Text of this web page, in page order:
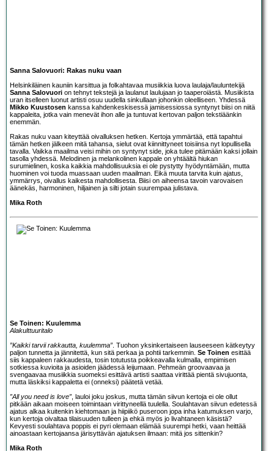
Sanna Salovuori: Rakas nuku vaan
Helsinkiläinen kauniin karsittua ja folkahtavaa musiikkia luova laulaja/lauluntekijä
Sanna Salovuori on tehnyt tekstejä ja laulanut laulujaan jo taaperoiästä. Musiikista
uran itselleen luonut artisti osuu uudella sinkullaan johonkin oleelliseen. Yhdessä
Mikko Kuustosen kanssa kahdenkeskisessä jamisessiossa syntynyt biisi on niitä
kappaleita, jotka vain menevät ihon alle ja tuntuvat kertovan paljon tekstiäänkin
enemmän.
Rakas nuku vaan kiteyttää oivalluksen hetken. Kertoja ymmärtää, että tapahtui
tämän hetken jälkeen mitä tahansa, sielut ovat kiinnittyneet toisiinsa nyt lopullisella
tavalla. Vaikka maailma veisi mihin on syntynyt side, joka tulee pitämään kaksi jollain
tasolla yhdessä. Melodinen ja melankolinen kappale on yhtäältä hiukan
surumielinen, koska kaikkia mahdollisuuksia ei ole pystytty hyödyntämään, mutta
huominen voi tuoda muassaan uuden maailman. Eikä muuta tarvita kuin ajatus,
ymmärrys, oivallus kaikesta mahdollisesta. Biisi on aiheensa tavoin varovaisen
äänekäs, harmoninen, hiljainen ja silti jotain suurempaa julistava.
Mika Roth
Se Toinen: Kuulemma
Alakulttuuritalo
”Kaikki tarvii rakkautta, kuulemma” . Tuohon yksinkertaiseen lauseeseen kätkeytyy
paljon tunnetta ja jännitettä, kun sitä perkaa ja pohtii tarkemmin. Se Toinen esittää
siis kappaleen rakkaudesta, tosin totutusta poikkeavalla kulmalla, empimisen
sotkiessa kuvioita ja asioiden jäädessä leijumaan. Pehmeän groovaavaa ja
svengaavaa musiikkia suomeksi esittävä artisti saattaa virittää pientä sivujuonta,
mutta läskiksi kappaletta ei (onneksi) päätetä vetää.
”All you need is love” , lauloi joku joskus, mutta tämän siivun kertoja ei ole ollut
pitkään aikaan moiseen toimintaan virittyneellä tuulella. Soulahtavan siivun edetessä
ajatus alkaa kuitenkin kiehtomaan ja hiipiikö puseroon jopa inha katumuksen varjo,
kun kertoja oivaltaa tilaisuuden tulleen ja ehkä myös jo livahtaneen käsistä?
Kevyesti soulahtava poppis ei pyri olemaan elämää suurempi hetki, vaan heittää
ainoastaan kertojaansa järisyttävän ajatuksen ilmaan: mitä jos sittenkin?
Mika Roth